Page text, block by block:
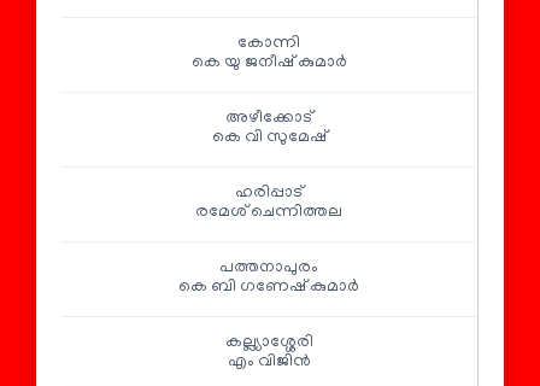
കോന്നി
കെ യു ജനീഷ് കുമാർ
അഴീക്കോട്
കെ വി സുമേഷ്
ഹരിപ്പാട്
രമേശ് ചെന്നിത്തല
പത്തനാപുരം
കെ ബി ഗണേഷ് കുമാർ
കല്ല്യാശ്ശേരി
എം വിജിൻ